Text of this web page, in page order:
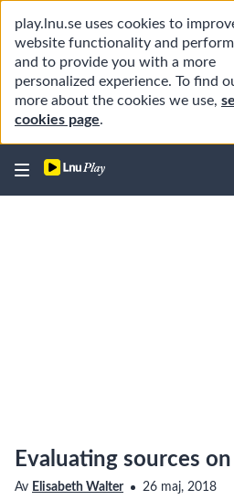
play.lnu.se uses cookies to
website functionality and
and to provide you with a more
personalized experience. To find
more about the cookies we use,
cookies page.
Evaluating sources
Av Elisabeth Walter
26 maj, 2018